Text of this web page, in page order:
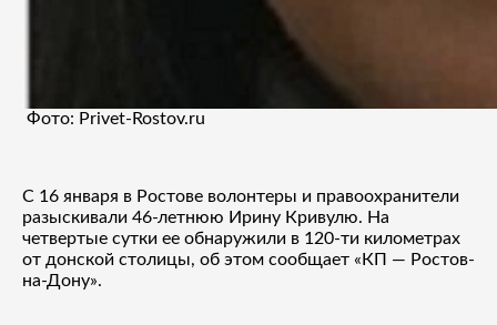
Фото: Privet-Rostov.ru
С 16 января в Ростове волонтеры и правоохранители
разыскивали 46-летнюю Ирину Кривулю. На
четвертые сутки ее обнаружили в 120-ти километрах
от донской столицы, об этом сообщает «КП — Ростов-
на-Дону».